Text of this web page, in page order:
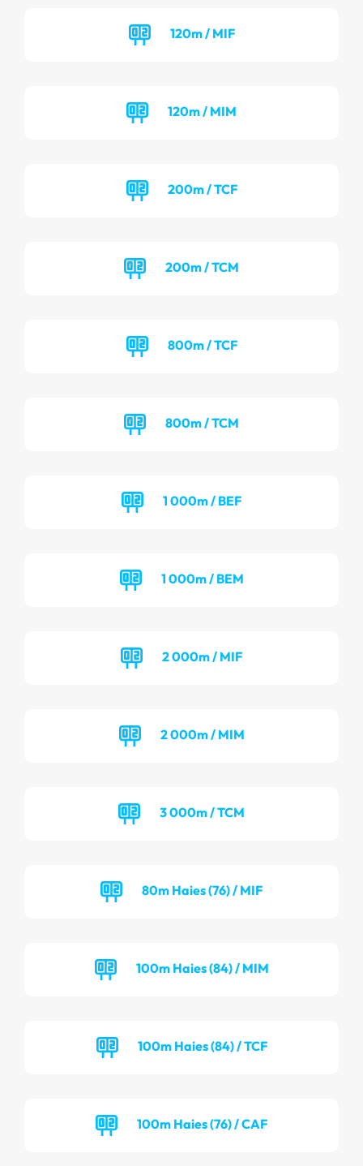
120m / MIF
120m / MIM
200m / TCF
200m / TCM
800m / TCF
800m / TCM
1 000m / BEF
1 000m / BEM
2 000m / MIF
2 000m / MIM
3 000m / TCM
80m Haies (76) / MIF
100m Haies (84) / MIM
100m Haies (84) / TCF
100m Haies (76) / CAF